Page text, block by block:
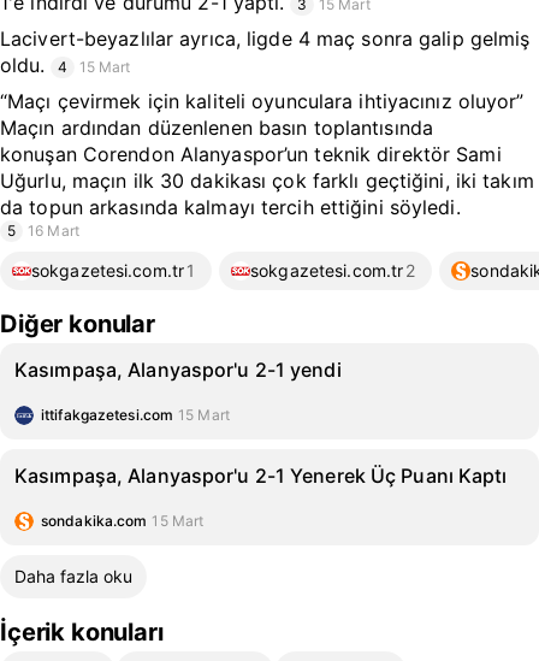
3 15 Mart
Lacivert-beyazlılar ayrıca, ligde 4 maç sonra galip gelmiş
oldu.
4 15 Mart
“Maçı çevirmek için kaliteli oyunculara ihtiyacınız oluyor”
Maçın ardından düzenlenen basın toplantısında
konuşan Corendon Alanyaspor’un teknik direktör Sami
Uğurlu, maçın ilk 30 dakikası çok farklı geçtiğini, iki takım
da topun arkasında kalmayı tercih ettiğini söyledi.
5 16 Mart
sokgazetesi.com.tr1 sokgazetesi.com.tr2
Diğer konular
Kasımpaşa, Alanyaspor'u 2-1 yendi
ittifakgazetesi.com 15 Mart
Kasımpaşa, Alanyaspor'u 2-1 Yenerek Üç Puanı Kaptı
sondakika.com 15 Mart
Daha fazla oku
İçerik konuları